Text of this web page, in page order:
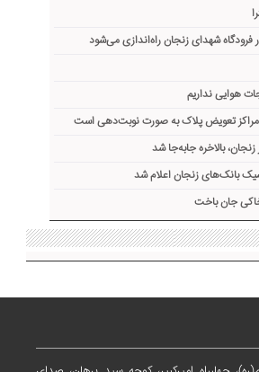
شهدای زنجان راه‌اندازی می‌شود
هوایی نداریم
مراکز تعویض پلاک به صورت نوبت‌دهی است
بالاخره جا‌به‌جا شد
بانک‌های زنجان اعلام شد
جان باخت